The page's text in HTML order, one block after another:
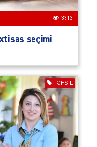
3313
seçimi
TƏHSIL